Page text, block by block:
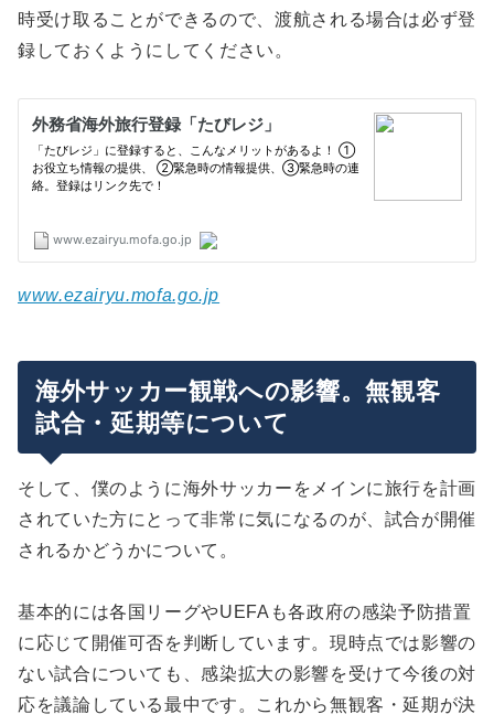
時受け取ることができるので、渡航される場合は必ず登
録しておくようにしてください。
www.ezairyu.mofa.go.jp
海外サッカー観戦への影響。無観客
試合・延期等について
そして、僕のように海外サッカーをメインに旅行を計画
されていた方にとって非常に気になるのが、試合が開催
されるかどうかについて。
基本的には各国リーグやUEFAも各政府の感染予防措置
に応じて開催可否を判断しています。現時点では影響の
ない試合についても、感染拡大の影響を受けて今後の対
応を議論している最中です。これから無観客・延期が決